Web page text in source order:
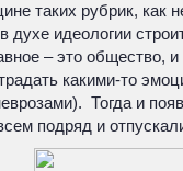
таких рубрик, как
духе идеологии
– это общество, и
какими-то
Тогда и
подряд и